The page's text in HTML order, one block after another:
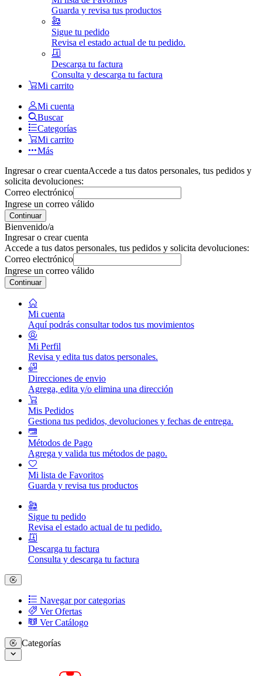
Guarda y revisa tus productos
Sigue tu pedido
Revisa el estado actual de tu pedido.
Descarga tu factura
Consulta y descarga tu factura
Mi carrito
Mi cuenta
Buscar
Categorías
Mi carrito
Más
Ingresar o crear cuentaAccede a tus datos personales, tus pedidos y
solicita devoluciones:
Correo electrónico
Ingrese un correo válido
Continuar
Bienvenido/a
Ingresar o crear cuenta
Accede a tus datos personales, tus pedidos y solicita devoluciones:
Correo electrónico
Ingrese un correo válido
Continuar
Mi cuenta
Aquí podrás consultar todos tus movimientos
Mi Perfil
Revisa y edita tus datos personales.
Direcciones de envio
Agrega, edita y/o elimina una dirección
Mis Pedidos
Gestiona tus pedidos, devoluciones y fechas de entrega.
Métodos de Pago
Agrega y valida tus métodos de pago.
Mi lista de Favoritos
Guarda y revisa tus productos
Sigue tu pedido
Revisa el estado actual de tu pedido.
Descarga tu factura
Consulta y descarga tu factura
Navegar por categorias
Ver Ofertas
Ver Catálogo
Categorías